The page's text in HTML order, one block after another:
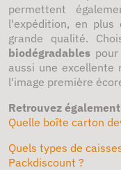
permettent
l'expédition, en plus
grande qualité.
biodégradables
aussi une
l'image première
Retrouvez
Quelle boîte carton
Quels types de
Packdiscount ?